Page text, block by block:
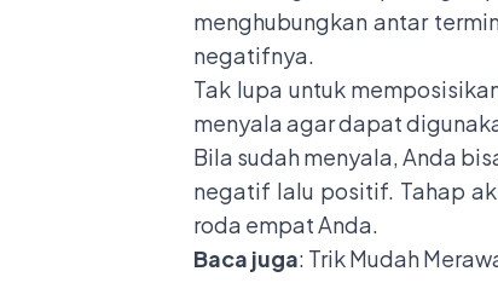
menghubungkan antar
negatifnya.
Tak lupa untuk
menyala agar dapat
Bila sudah menyala, Anda
negatif lalu positif. Tahap
roda empat Anda.
Baca juga: Trik Mudah